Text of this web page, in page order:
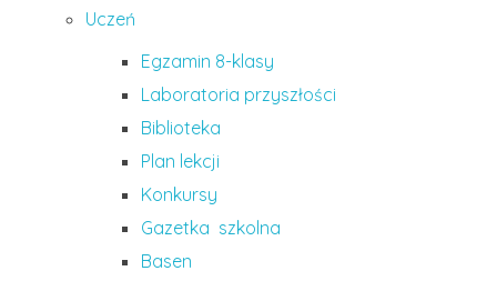
Uczeń
Egzamin 8-klasy
Laboratoria przyszłości
Biblioteka
Plan lekcji
Konkursy
Gazetka szkolna
Basen